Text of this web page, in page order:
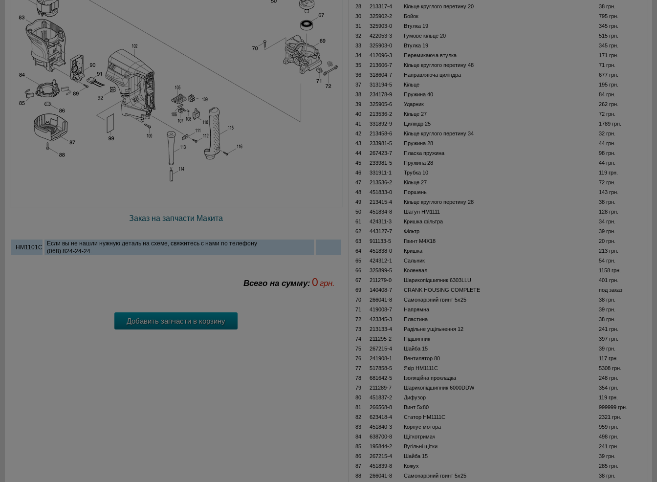
Заказ на запчасти Макита
HM1101C
Если вы не нашли нужную деталь на схеме, свяжитесь с нами по телефону
(068) 824-24-24.
Всего на сумму: 0 грн.
28
213317-4 Кільце круглого перетину 20
38 грн.
30
325902-2 Бойок
795 грн.
31
325903-0 Втулка 19
345 грн.
32
422053-3 Гумове кільце 20
515 грн.
33
325903-0 Втулка 19
345 грн.
34
412096-3 Перемикаюча втулка
171 грн.
35
213606-7 Кільце круглого перетину 48
71 грн.
36
318604-7 Направляюча цилiндра
677 грн.
37
313194-5 Кільце
195 грн.
38
234178-9 Пружина 40
84 грн.
39
325905-6 Ударник
262 грн.
40
213536-2 Кільце 27
72 грн.
41
331892-9 Циліндр 25
1789 грн.
42
213458-6 Кільце круглого перетину 34
32 грн.
43
233981-5 Пружина 28
44 грн.
44
267423-7 Пласка пружина
98 грн.
45
233981-5 Пружина 28
44 грн.
46
331911-1 Трубка 10
119 грн.
47
213536-2 Кільце 27
72 грн.
48
451833-0 Поршень
143 грн.
49
213415-4 Кільце круглого перетину 28
38 грн.
50
451834-8 Шатун HM1111
128 грн.
61
424311-3 Кришка фільтра
34 грн.
62
443127-7 Фільтр
39 грн.
63
911133-5 Гвинт M4X18
20 грн.
64
451838-0 Кришка
213 грн.
65
424312-1 Сальник
54 грн.
66
325899-5 Коленвал
1158 грн.
67
211279-0 Шарикопідшипник 6303LLU
401 грн.
69
140408-7 CRANK HOUSING COMPLETE
под заказ
70
266041-8 Самонарізний гвинт 5x25
38 грн.
71
419008-7 Напрямна
39 грн.
72
423345-3 Пластина
38 грн.
73
213133-4 Радільне ущільнення 12
241 грн.
74
211295-2 Підшипник
397 грн.
75
267215-4 Шайба 15
39 грн.
76
241908-1 Вентилятор 80
117 грн.
77
517858-5 Якір HM1111C
5308 грн.
78
681642-5 Ізоляційна прокладка
248 грн.
79
211289-7 Шарикопідшипник 6000DDW
354 грн.
80
451837-2 Дифузор
119 грн.
81
266568-8 Винт 5х80
999999 грн.
82
623418-4 Статор HM1111C
2321 грн.
83
451840-3 Корпус мотора
959 грн.
84
638700-8 Щіткотримач
498 грн.
85
195844-2 Вугільні щітки
241 грн.
86
267215-4 Шайба 15
39 грн.
87
451839-8 Кожух
285 грн.
88
266041-8 Самонарізний гвинт 5x25
38 грн.